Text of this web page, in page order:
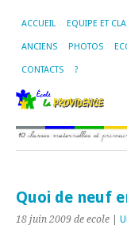
ACCUEIL EQUIPE ET
ANCIENS PHOTOS
CONTACTS ?
Quoi de neuf
18 juin 2009 de ecole